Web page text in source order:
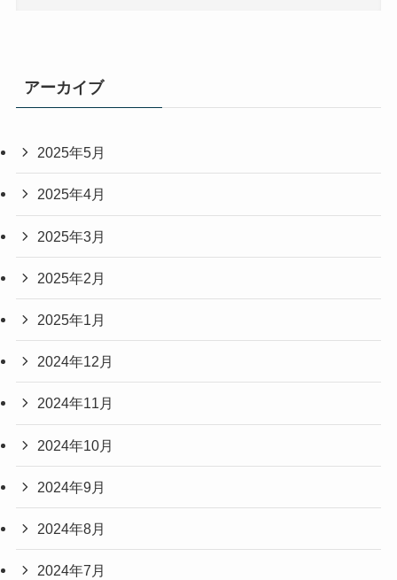
アーカイブ
2025年5月
2025年4月
2025年3月
2025年2月
2025年1月
2024年12月
2024年11月
2024年10月
2024年9月
2024年8月
2024年7月